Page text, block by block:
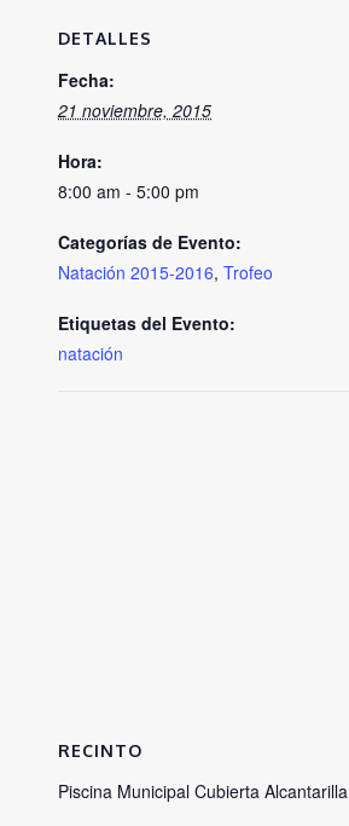
DETALLES
Fecha:
21 noviembre, 2015
Hora:
8:00 am - 5:00 pm
Categorías de Evento:
Natación 2015-2016, Trofeo
Etiquetas del Evento:
natación
RECINTO
Piscina Municipal Cubierta Alcantarilla